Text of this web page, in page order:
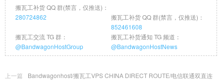
搬瓦工补货 QQ 群(禁言，仅推送)：
280724862
搬瓦工补货 QQ 群(禁言，仅推送)：
852461608
搬瓦工交流 TG 群：
@BandwagonHostGroup
搬瓦工补货通知 TG 频道：
@BandwagonHostNews
上一篇
Bandwagonhost/搬瓦工VPS CHINA DIRECT ROUTE/电信联通双直连